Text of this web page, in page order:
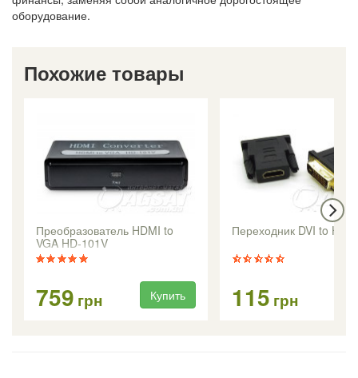
оборудование.
Похожие товары
Преобразователь HDMI to
VGA HD-101V
759 грн Купить
Переходник DVI to
115 грн